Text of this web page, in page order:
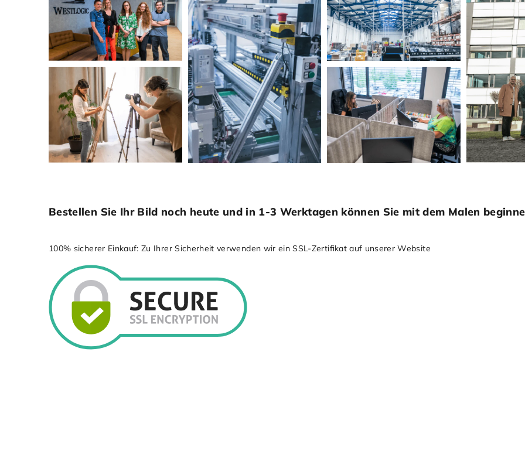
Bestellen Sie Ihr Bild noch heute und in 1-3 Werktagen können Sie mit dem Malen
100% sicherer Einkauf: Zu Ihrer Sicherheit verwenden wir ein SSL-Zertiﬁkat auf unserer Website